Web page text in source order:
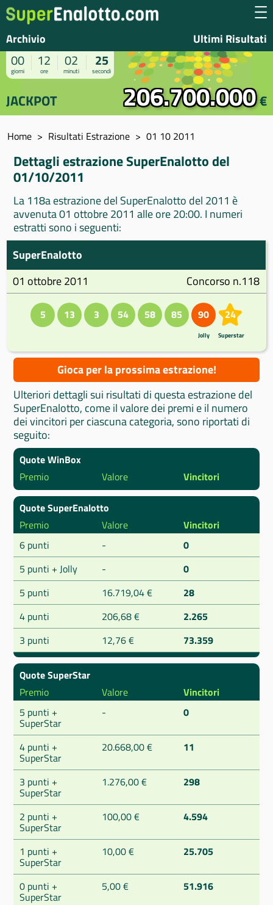
Archivio Ultimi Risultati
00
giorni
12
ore
02
minuti
25
secondi
JACKPOT 206.700.000€
Home Risultati Estrazione 01 10 2011
Dettagli estrazione SuperEnalotto del
01/10/2011
La 118a estrazione del SuperEnalotto del 2011 è
avvenuta 01 ottobre 2011 alle ore 20:00. I numeri
estratti sono i seguenti:
SuperEnalotto
01 ottobre 2011
Concorso n.118
5 13 3 54 58 85 90
Jolly
24
Superstar
Gioca per la prossima estrazione!
Ulteriori dettagli sui risultati di questa estrazione del
SuperEnalotto, come il valore dei premi e il numero
dei vincitori per ciascuna categoria, sono riportati di
seguito:
Quote WinBox
Premio
Valore Vincitori
Quote SuperEnalotto
Premio
Valore
Vincitori
6 punti
-
0
5 punti + Jolly
-
0
5 punti
16.719,04 €
28
4 punti
206,68 €
2.265
3 punti
12,76 € 73.359
Quote SuperStar
Premio
Valore
Vincitori
5 punti +
SuperStar
- 0
4 punti +
SuperStar
20.668,00 € 11
3 punti +
SuperStar
1.276,00 € 298
2 punti +
SuperStar
100,00 € 4.594
1 punti +
SuperStar
10,00 € 25.705
0 punti +
SuperStar
5,00 € 51.916